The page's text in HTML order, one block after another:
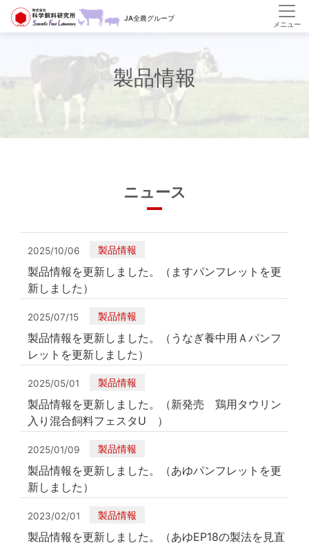
JA全農グループ
HOME 製品情報
製品情報
ニュース
2025/10/06 製品情報
製品情報を更新しました。（ますパンフレットを更
新しました）
2025/07/15 製品情報
製品情報を更新しました。（うなぎ養中用Ａパンフ
レットを更新しました）
2025/05/01 製品情報
製品情報を更新しました。（新発売 鶏用タウリン
入り混合飼料フェスタU ）
2025/01/09 製品情報
製品情報を更新しました。（あゆパンフレットを更
新しました）
2023/02/01 製品情報
製品情報を更新しました。（あゆEP18の製法を見直